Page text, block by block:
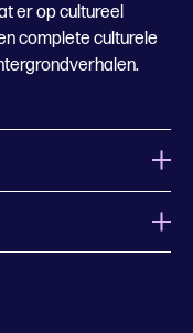
er op cultureel
complete culturele